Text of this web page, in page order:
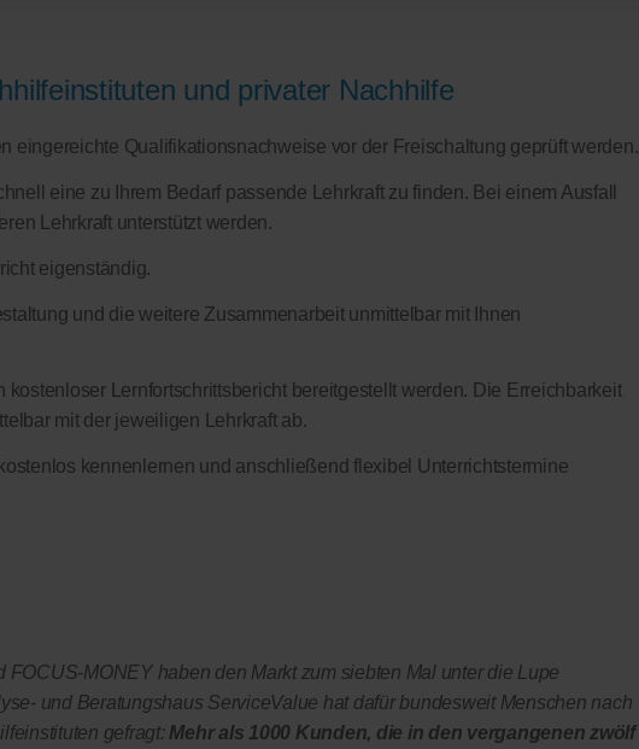
und privater Nachhilfe
eingereichte Qualifikationsnachweise vor der Freischaltung geprüft werden.
eine zu Ihrem Bedarf passende Lehrkraft zu finden. Bei einem Ausfall
Lehrkraft unterstützt werden.
eigenständig.
und die weitere Zusammenarbeit unmittelbar mit Ihnen
Lernfortschrittsbericht bereitgestellt werden. Die Erreichbarkeit
mit der jeweiligen Lehrkraft ab.
kennenlernen und anschließend flexibel Unterrichtstermine
MONEY haben den Markt zum siebten Mal unter die Lupe
und Beratungshaus ServiceValue hat dafür bundesweit Menschen nach
gefragt: Mehr als 1000 Kunden, die in den vergangenen zwölf